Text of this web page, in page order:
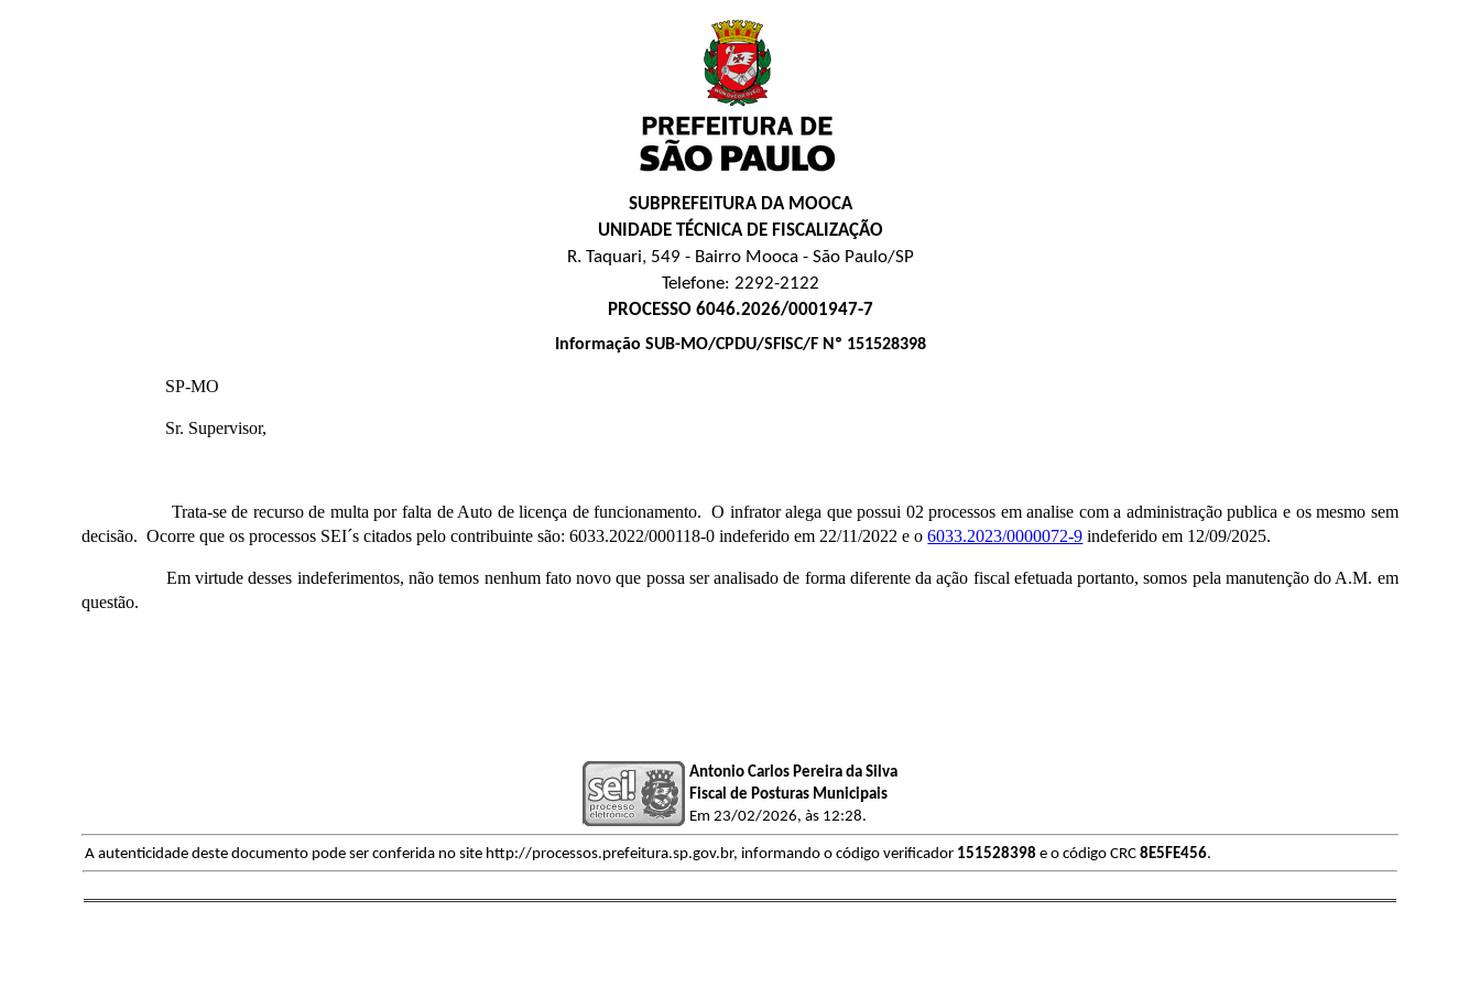
SUBPREFEITURA DA MOOCA
UNIDADE TÉCNICA DE FISCALIZAÇÃO
R. Taquari, 549 - Bairro Mooca - São Paulo/SP
Telefone: 2292-2122
PROCESSO 6046.2026/0001947-7
Informação SUB-MO/CPDU/SFISC/F Nº 151528398
SP-MO
Sr. Supervisor,
Trata-se de recurso de multa por falta de Auto de licença de funcionamento. O infrator alega que possui 02 processos em analise com a administração publica e os mesmo sem
decisão. Ocorre que os processos SEI´s citados pelo contribuinte são: 6033.2022/000118-0 indeferido em 22/11/2022 e o6033.2023/0000072-9 indeferido em 12/09/2025.
Em virtude desses indeferimentos, não temos nenhum fato novo que possa ser analisado de forma diferente da ação fiscal efetuada portanto, somos pela manutenção do A.M. em
questão.
Antonio Carlos Pereira da Silva
Fiscal de Posturas Municipais
Em 23/02/2026, às 12:28.
A autenticidade deste documento pode ser conferida no site http://processos.prefeitura.sp.gov.br, informando o código verificador 151528398 e o código CRC8E5FE456.